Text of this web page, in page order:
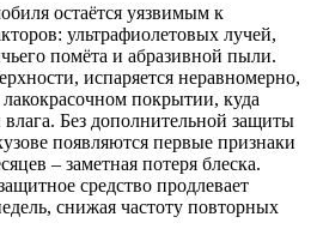
остаётся уязвимым к
ультрафиолетовых лучей,
помёта и абразивной пыли.
испаряется неравномерно,
покрытии, куда
Без дополнительной защиты
появляются первые признаки
– заметная потеря блеска.
средство продлевает
снижая частоту повторных